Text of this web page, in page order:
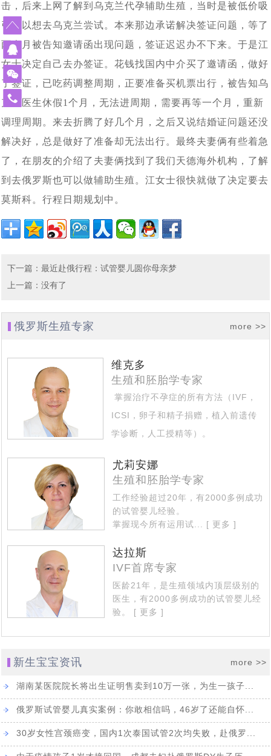
卵，取12枚卵子，9枚成熟 ，期待后续胚胎培育结果
[2024-03-06]
今天收到白俄罗斯方面妊娠成功消息，又有一对90后南京
夫妇在俄罗斯做试管婴儿再到白俄罗斯找代妈做代孕，终究
怀上了
北京青年与西安姑娘跨越三国、行程万里试管求子，没有
什么能挡住我们为人父母的梦想_白俄罗斯代孕
29]
单身人群赴白俄罗斯代孕求子现状：买张机票就出发签证
都不用办_国外出生的孩子回出国上户口这样办
14]
外国人赴白俄罗斯代孕现状：法律是支持的，民众也是有
误解的莫斯科试管婴儿医院排名_在莫斯科的俄罗斯试管婴儿医
罗斯试管婴儿促排，开启单身求子之旅 [2023-09-25]
中国单身女性赴俄罗斯做试管婴儿单身求子：可以不要老
管婴儿终好孕 [2023-07-12]
从千分之五到79.3%的活产率，俄罗斯第三代试管婴儿科
技助力实现双胞胎梦想
我国已有100多万个“失独”家庭，俄罗斯代孕与试管婴儿合
技术备受关注 [2023-06-21]
北京姚女士夫妇带父赴俄罗斯做试管婴儿，一起见证解冻
——试管婴儿与第三方代怀助您成功抱娃！
改变命运！AMH仅为0.18的卵巢早衰女性，在俄罗斯试管
婴儿成功怀孕！ [2023-06-06]
北京31岁男子赴莫斯科做试管婴儿考察，俄罗斯代孕助孕
机结构提供全方位支持与协助 [2023-06-01]
该考虑了，独生子女的养老焦虑问题即将来临，现在赴俄
罗斯试管婴儿生个二胎三胎还来得及 [2023-05-29]
单身女士想先赴俄罗斯试管婴儿取卵，承诺自己三年内如
果结不了婚就单身求子，这样可行吗? [2023-05-22]
53岁绝经女性，如何逆袭自行生育_未婚单身大龄女性能
[2023-04-27]
从美国试管婴儿诊所再现冷藏设备故障事件，解说库拉科
夫国家妇产围产医学研究中如何科学监管冻卵/胚 [2023-
单身大龄女性做试管婴儿求子历程与养娃生活写照分享
[2023-03-30]
中国朋友选择赴俄罗斯试管婴儿生子，为什么成功抱娃有
保障，特别是试管婴儿费用民众能负担得起 [2023-03-28]
中国朋友试管婴儿历程：俄罗斯试管婴儿只为实现父母梦
罗斯试管婴儿性价比真的很高 [2023-03-24]
借精生子，不失为一个好选择，您有想过赴俄罗斯做试管
[2023-03-14]
热点：“父子三人连接患癌”引社会关注，生殖专家介绍俄
罗斯第三代试管婴儿如何阻断基因遗传 [2023-02-11]
赴俄罗斯试管婴儿，您最“怕”什么_常见顾虑全解
[2023-02-01]
“一女子怀孕12个月未分娩”原因何在_俄罗斯试管婴儿专家
专业解答 [2023-01-13]
46岁女会计师赴俄罗斯试管婴儿求子自怀成功，她本想来
[2022-11-07]
因为对出国就医的前途未知与畏惧，选择国内地下DY，真
的又省钱又省事吗？ [2022-09-30]
简单实用的俄罗斯dy全攻略_风险规避指南 [2022-08-
24] 做俄罗斯DY代怀孕妈有什么约束与处罚吗_律师解读
[2022-08-17]
国家杜马一读是否禁止有关向外国公民和无国籍人士在俄
击，后来上网了解到乌克兰代孕辅助生殖，当时是被低价吸
引所以想去乌克兰尝试。本来那边承诺解决签证问题，等了
两个月被告知邀请函出现问题，签证迟迟办不下来。于是江
女士决定自己去办签证。花钱找国内中介买了邀请函，做好
了签证，已吃药调整周期，正要准备买机票出行，被告知乌
克兰医生休假1个月，无法进周期，需要再等一个月，重新
调理周期。来去折腾了好几个月，之后又说结婚证问题还没
解决好，总是做好了准备却无法出行。最终夫妻俩有些着急
了，在朋友的介绍了夫妻俩找到了我们天德海外机构，了解
到去俄罗斯也可以做辅助生殖。江女士很快就做了决定要去
莫斯科。行程日期规划中。
下一篇 ：最近赴俄行程：试管婴儿圆你母亲梦
上一篇 ：没有了
俄罗斯生殖专家 more >>
维克多
生殖和胚胎学专家
掌握治疗不孕症的所有方法（IVF，
ICSI，卵子和精子捐赠，植入前遗传
学诊断，人工授精等）。
杂情况... [ 更多 ]
尤莉安娜
生殖和胚胎学专家
工作经验超过20年，有2000多例成功
的试管婴儿经验。
掌握现今所有运用试...
[ 更多 ]
达拉斯
IVF首席专家
医龄21年，是生殖领域内顶层级别的
医生，有2000多例成功的试管婴儿经
验。
[ 更多 ]
新生宝宝资讯 more >>
湖南某医院院长将出生证明售卖到10万一张，为生一孩子...
俄罗斯试管婴儿真实案例：你敢相信吗，46岁了还能自怀...
30岁女性宫颈癌变，国内1次泰国试管2次均失败，赴俄罗...
免
费
线
400-
3185